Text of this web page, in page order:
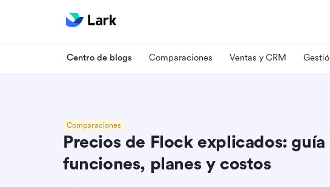
Centro de blogs Comparaciones Ventas y CRM
Comparaciones
Precios de Flock explicados:
funciones, planes y costos